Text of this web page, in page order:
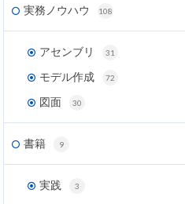
実務ノウハウ 108
アセンブリ 31
モデル作成 72
図面 30
書籍 9
実践 3